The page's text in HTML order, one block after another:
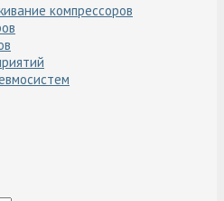
компрессоров